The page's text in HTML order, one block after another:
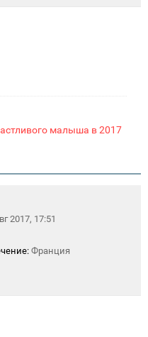
малыша в 2017
2017, 17:51
Франция